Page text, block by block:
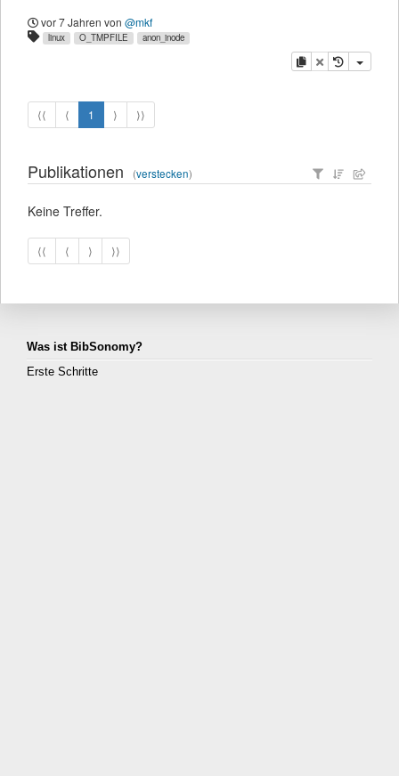
vor 7 Jahren von @mkf
linux O_TMPFILE anon_inode
Kopieren
Löschen
⟨⟨ ⟨ 1 ⟩ ⟩⟩
Publikationen (verstecken)
Keine Treffer.
⟨⟨ ⟨ ⟩ ⟩⟩
Was ist BibSonomy?
Erste Schritte